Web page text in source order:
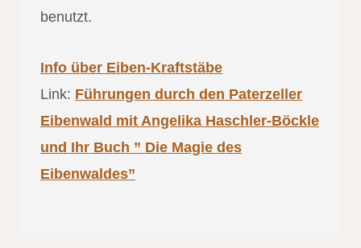
benutzt.
Info über Eiben-Kraftstäbe
Link: Führungen durch den Paterzeller
Eibenwald mit Angelika Haschler-Böckle
und Ihr Buch ” Die Magie des
Eibenwaldes”